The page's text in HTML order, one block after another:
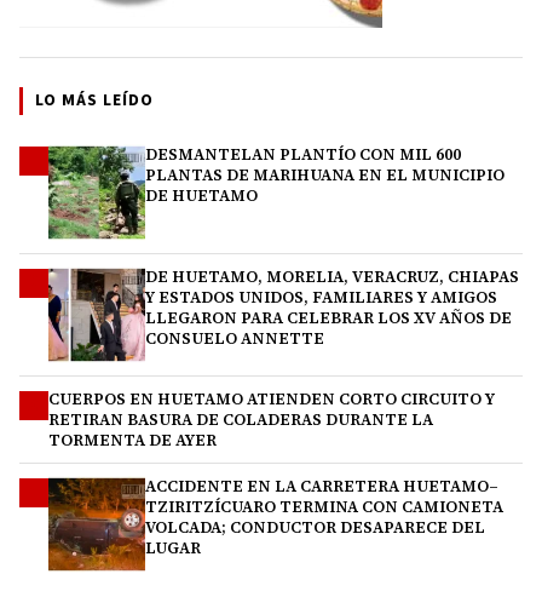
LO MÁS LEÍDO
DESMANTELAN PLANTÍO CON MIL 600
PLANTAS DE MARIHUANA EN EL MUNICIPIO
DE HUETAMO
DE HUETAMO, MORELIA, VERACRUZ, CHIAPAS
Y ESTADOS UNIDOS, FAMILIARES Y AMIGOS
LLEGARON PARA CELEBRAR LOS XV AÑOS DE
CONSUELO ANNETTE
CUERPOS EN HUETAMO ATIENDEN CORTO CIRCUITO Y
RETIRAN BASURA DE COLADERAS DURANTE LA
TORMENTA DE AYER
ACCIDENTE EN LA CARRETERA HUETAMO–
TZIRITZÍCUARO TERMINA CON CAMIONETA
VOLCADA; CONDUCTOR DESAPARECE DEL
LUGAR